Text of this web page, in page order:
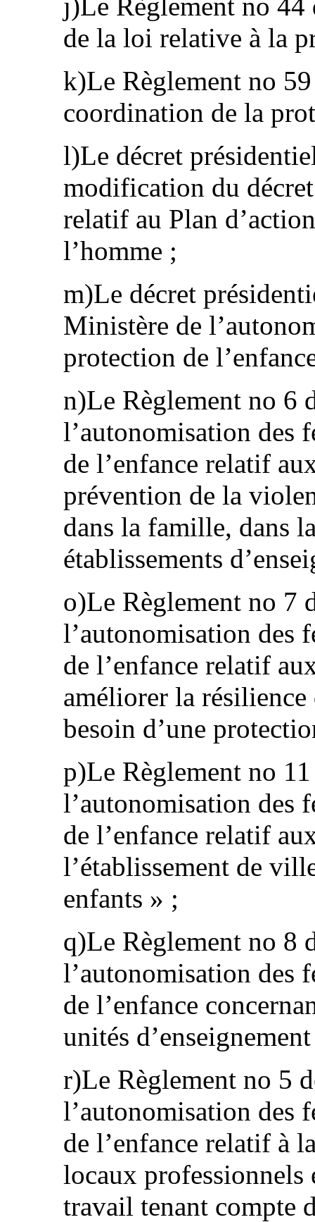
de la loi relative à la
k)Le Règlement no
coordination de la
l)Le décret
modification du
relatif au Plan
l’homme ;
m)Le décret
Ministère de
protection de
n)Le Règlement no 6
l’autonomisation des
de l’enfance relatif
prévention de la
dans la famille, dans
établissements
o)Le Règlement no 7
l’autonomisation des
de l’enfance relatif
améliorer la résilience
besoin d’une
p)Le Règlement no
l’autonomisation des
de l’enfance relatif
l’établissement de
enfants » ;
q)Le Règlement no 8
l’autonomisation des
de l’enfance
unités
r)Le Règlement no 5
l’autonomisation des
de l’enfance relatif à
locaux professionnels
travail tenant compte